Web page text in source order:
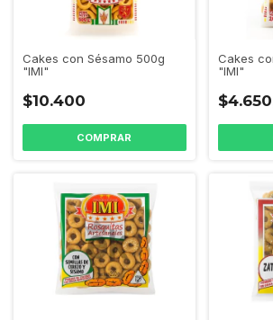
Cakes con Sésamo 500g
"IMI"
$10.400
Cakes
"IMI"